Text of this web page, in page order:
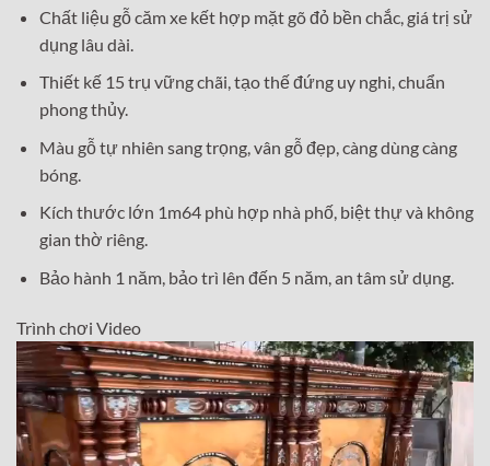
Chất liệu gỗ căm xe kết hợp mặt gõ đỏ bền chắc, giá trị sử
dụng lâu dài.
Thiết kế 15 trụ vững chãi, tạo thế đứng uy nghi, chuẩn
phong thủy.
Màu gỗ tự nhiên sang trọng, vân gỗ đẹp, càng dùng càng
bóng.
Kích thước lớn 1m64 phù hợp nhà phố, biệt thự và không
gian thờ riêng.
Bảo hành 1 năm, bảo trì lên đến 5 năm, an tâm sử dụng.
Trình chơi Video